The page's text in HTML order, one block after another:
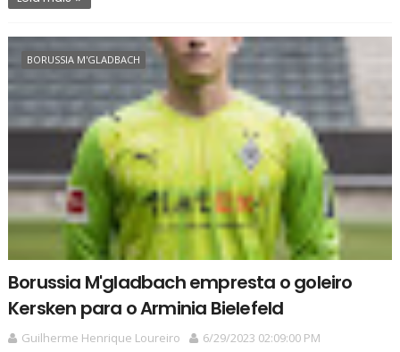
BORUSSIA M'GLADBACH
Borussia M'gladbach empresta o goleiro
Kersken para o Arminia Bielefeld
Guilherme Henrique Loureiro
6/29/2023 02:09:00 PM